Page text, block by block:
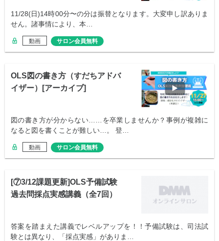
11/28(日)14時00分〜の分は振替となります。大変申し訳ありま
せん。諸事情により、本…
動画 サロン会員無料
OLS図の書き方（すだちアドバ
イザー）[アーカイブ]
図の書き方が分からない……を卒業しませんか？事例が複雑に
なると図を書くことが難しい…。 登…
動画 サロン会員無料
[⑦3/12課題更新]OLS予備試験
過去問採点実感講義（全7回）
答案を踏まえた講義でレベルアップを！！予備試験は、司法試
験とは異なり、「採点実感」がありま…